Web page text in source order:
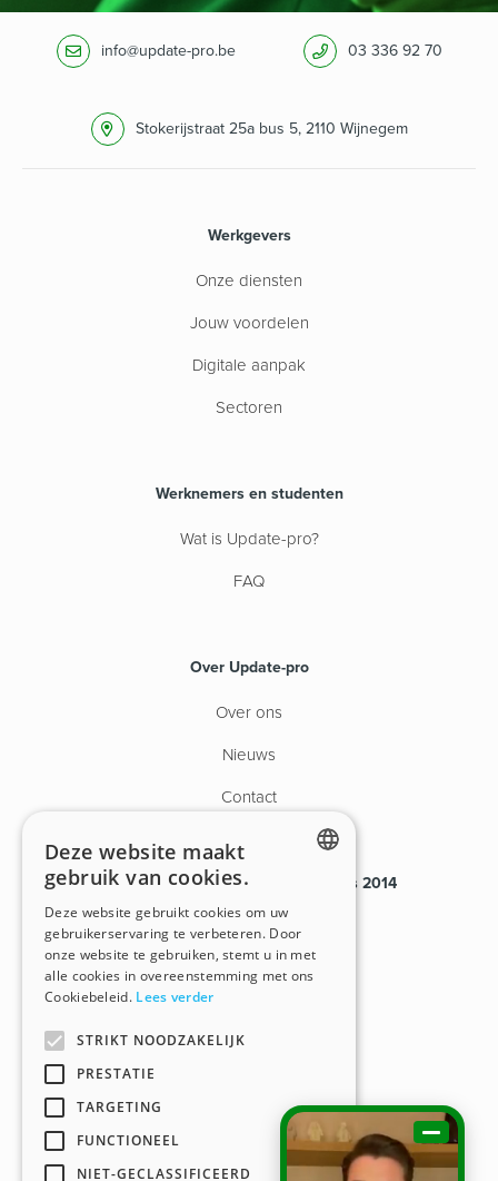
info@update-pro.be 03 336 92 70
Stokerijstraat 25a bus 5, 2110 Wijnegem
Werkgevers
Onze diensten
Jouw voordelen
Digitale aanpak
Sectoren
Werknemers en studenten
Wat is Update-pro?
FAQ
Over Update-pro
Over ons
Nieuws
Contact
Payroll van tijdelijk personeel sinds 2014
VG.2080/U
BHG.00609-406-20170901
This website is developed with the support of:
DUTCH
Deze website maakt
gebruik van cookies.
Deze website gebruikt cookies om uw
gebruikerservaring te verbeteren. Door
onze website te gebruiken, stemt u in met
alle cookies in overeenstemming met ons
Cookiebeleid. Lees verder
STRIKT NOODZAKELIJK
PRESTATIE
TARGETING
FUNCTIONEEL
NIET-GECLASSIFICEERD